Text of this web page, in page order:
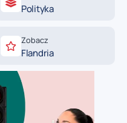
Polityka
Zobacz
Flandria